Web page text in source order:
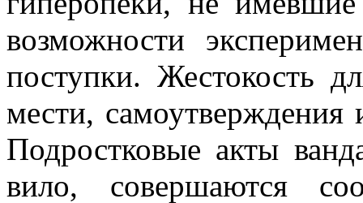
возможности
поступки. Жестокость
мести, самоутверждения
Подростковые акты
вило, совершаются